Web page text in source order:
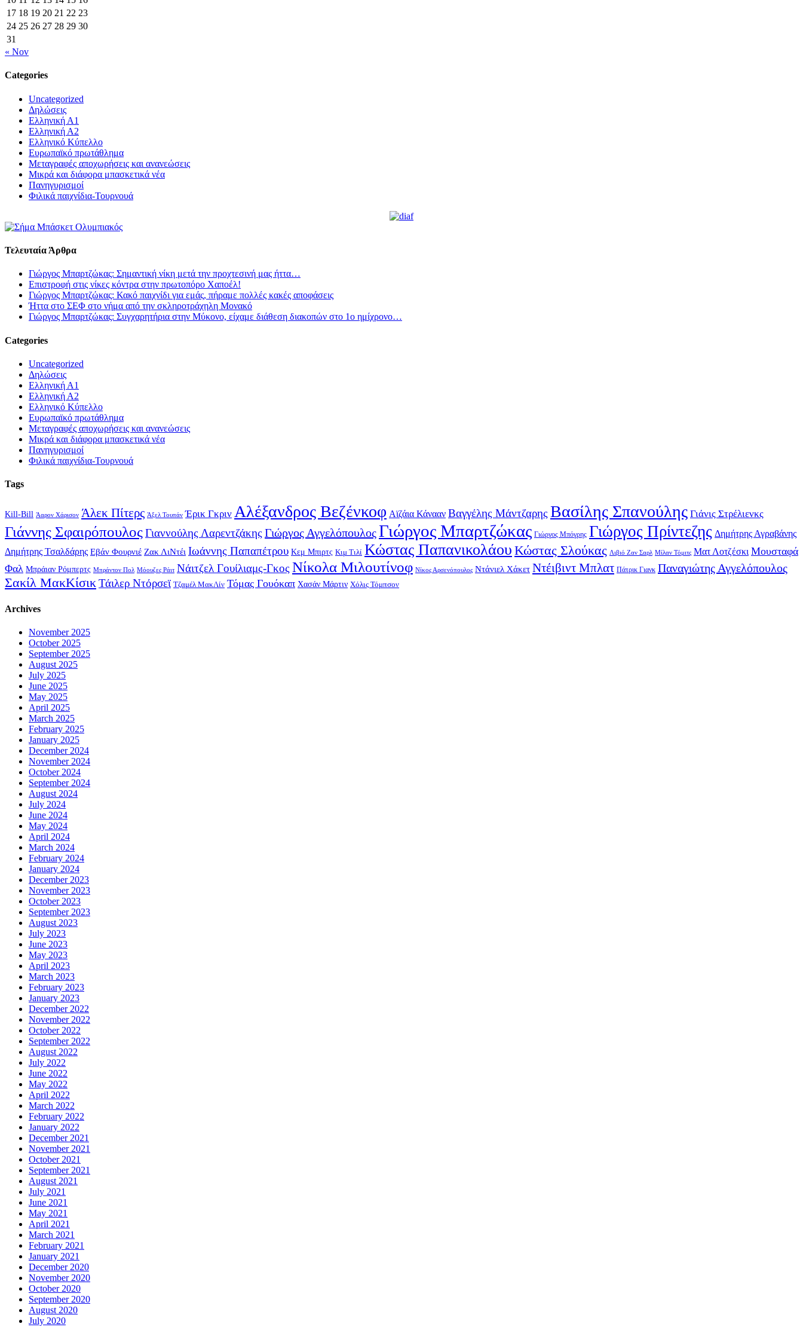
17 18 19 20 21 22 23
24 25 26 27 28 29 30
31
« Nov
Categories
Uncategorized
Δηλώσεις
Ελληνική Α1
Ελληνική Α2
Ελληνικό Κύπελλο
Ευρωπαϊκό πρωτάθλημα
Μεταγραφές αποχωρήσεις και ανανεώσεις
Μικρά και διάφορα μπασκετικά νέα
Πανηγυρισμοί
Φιλικά παιχνίδια-Τουρνουά
Τελευταία Άρθρα
Γιώργος Μπαρτζώκας: Σημαντική νίκη μετά την προχτεσινή μας ήττα…
Επιστροφή στις νίκες κόντρα στην πρωτοπόρο Χαποέλ!
Γιώργος Μπαρτζώκας: Κακό παιχνίδι για εμάς, πήραμε πολλές κακές αποφάσεις
Ήττα στο ΣΕΦ στο νήμα από την σκληροτράχηλη Μονακό
Γιώργος Μπαρτζώκας: Συγχαρητήρια στην Μύκονο, είχαμε διάθεση διακοπών στο 1ο ημίχρονο…
Categories
Uncategorized
Δηλώσεις
Ελληνική Α1
Ελληνική Α2
Ελληνικό Κύπελλο
Ευρωπαϊκό πρωτάθλημα
Μεταγραφές αποχωρήσεις και ανανεώσεις
Μικρά και διάφορα μπασκετικά νέα
Πανηγυρισμοί
Φιλικά παιχνίδια-Τουρνουά
Tags
Kill-Bill Άαρον Χάρισον Άλεκ Πίτερς Άξελ Τουπάν Έρικ Γκριν Αλέξανδρος Βεζένκοφ Αϊζάια Κάνααν Βαγγέλης Μάντζαρης Βασίλης Σπανούλης Γιάνις Στρέλιενκς
Γιάννης ΣφαιρόπουλοςΓιαννούλης Λαρεντζάκης Γιώργος ΑγγελόπουλοςΓιώργος Μπαρτζώκας Γιώργος Μπόγρης Γιώργος Πρίντεζης Δημήτρης Αγραβάνης
Δημήτρης Τσαλδάρης Εβάν Φουρνιέ Ζακ ΛιΝτέι Ιωάννης Παπαπέτρου Κεμ Μπιρτς Κιμ Τιλί Κώστας Παπανικολάου Κώστας Σλούκας Λιβιό Ζαν Σαρλ Μίλαν Τόμιτς Ματ Λοτζέσκι Μουσταφά
Φαλ Μπράιαν Ρόμπερτς Μπράντον Πολ Μόουζες Ράιτ Νάιτζελ Γουίλιαμς-Γκος Νίκολα Μιλουτίνοφ Νίκος Αρσενόπουλος Ντάνιελ Χάκετ Ντέιβιντ Μπλατ Πάτρικ Γιανκ Παναγιώτης Αγγελόπουλος
Σακίλ ΜακΚίσικΤάιλερ Ντόρσεϊ Τζαμέλ ΜακΛίν Τόμας Γουόκαπ Χασάν Μάρτιν Χόλις Τόμπσον
Archives
November 2025
October 2025
September 2025
August 2025
July 2025
June 2025
May 2025
April 2025
March 2025
February 2025
January 2025
December 2024
November 2024
October 2024
September 2024
August 2024
July 2024
June 2024
May 2024
April 2024
March 2024
February 2024
January 2024
December 2023
November 2023
October 2023
September 2023
August 2023
July 2023
June 2023
May 2023
April 2023
March 2023
February 2023
January 2023
December 2022
November 2022
October 2022
September 2022
August 2022
July 2022
June 2022
May 2022
April 2022
March 2022
February 2022
January 2022
December 2021
November 2021
October 2021
September 2021
August 2021
July 2021
June 2021
May 2021
April 2021
March 2021
February 2021
January 2021
December 2020
November 2020
October 2020
September 2020
August 2020
July 2020